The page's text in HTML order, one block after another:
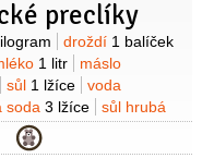
preclíky
droždí 1 balíček
1 litr
máslo
sůl 1 lžíce
voda
soda 3 lžíce
sůl hrubá